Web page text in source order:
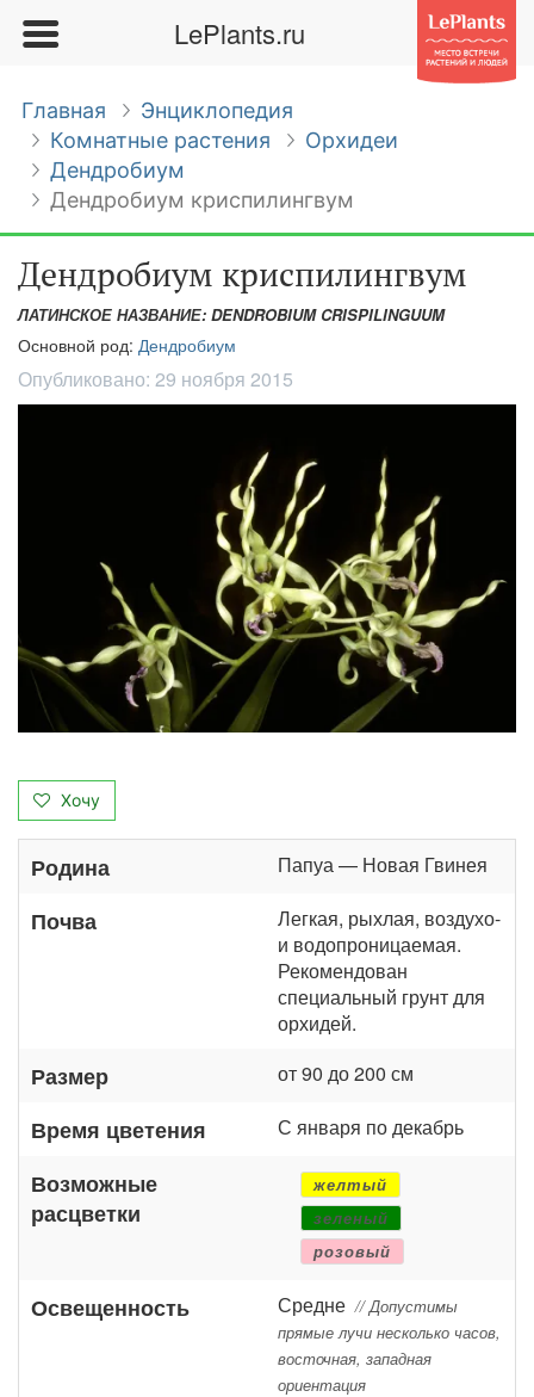
LePlants.ru
Главная
Энциклопедия
Комнатные растения
Орхидеи
Дендробиум
Дендробиум криспилингвум
Дендробиум криспилингвум
ЛАТИНСКОЕ НАЗВАНИЕ: DENDROBIUM CRISPILINGUUM
Основной род: Дендробиум
Опубликовано: 29 ноября 2015
Хочу
Родина Папуа — Новая Гвинея
Почва
Легкая, рыхлая, воздухо-
и водопроницаемая.
Рекомендован
специальный грунт для
орхидей.
Размер от 90 до 200 см
Время цветения С января по декабрь
Возможные
расцветки
желтый
зеленый
розовый
Освещенность Средне // Допустимы
прямые лучи несколько часов,
восточная, западная
ориентация